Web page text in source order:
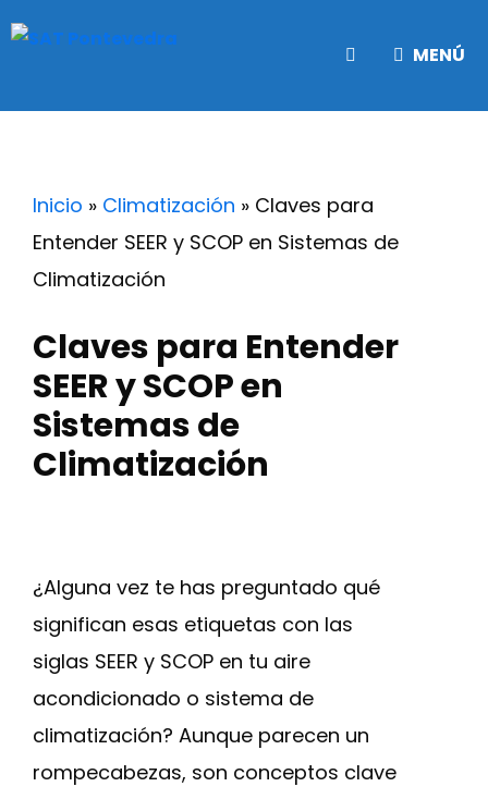
Saltar
MENÚ
Inicio » Climatización » Claves para
Entender SEER y SCOP en Sistemas de
Climatización
Claves para Entender
SEER y SCOP en
Sistemas de
Climatización
¿Alguna vez te has preguntado qué
significan esas etiquetas con las
siglas SEER y SCOP en tu aire
acondicionado o sistema de
climatización? Aunque parecen un
rompecabezas, son conceptos clave